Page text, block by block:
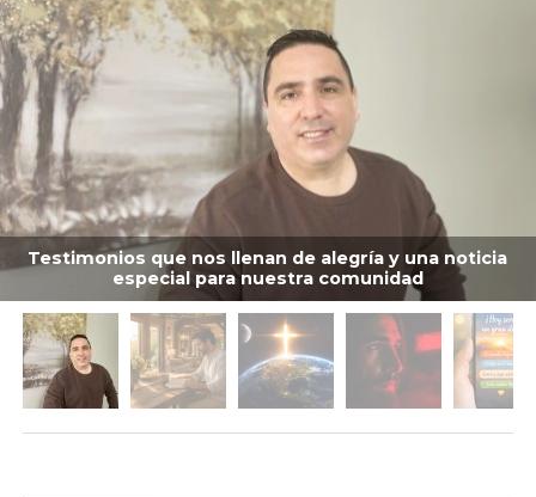
Testimonios que nos llenan de alegría y una noticia
especial para nuestra comunidad